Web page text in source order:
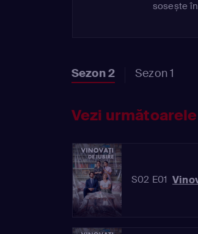
sosește
Sezon 2 Sezon 1
Vezi
S02 E01